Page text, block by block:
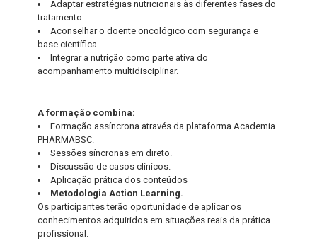
Adaptar estratégias nutricionais às diferentes fases do
tratamento.
Aconselhar o doente oncológico com segurança e
base científica.
Integrar a nutrição como parte ativa do
acompanhamento multidisciplinar.
A formação combina:
Formação assíncrona através da plataforma Academia
PHARMABSC.
Sessões síncronas em direto.
Discussão de casos clínicos.
Aplicação prática dos conteúdos
Metodologia Action Learning.
Os participantes terão oportunidade de aplicar os
conhecimentos adquiridos em situações reais da prática
profissional.